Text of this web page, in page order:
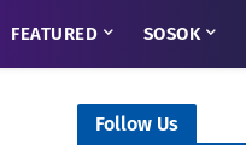
FEATURED SOSOK
Follow Us